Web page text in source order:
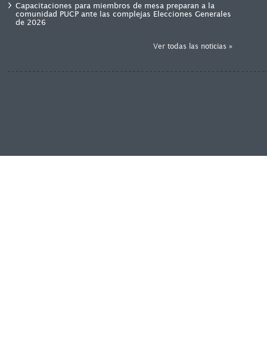
Capacitaciones para miembros de mesa preparan a la
comunidad PUCP ante las complejas Elecciones Generales
de 2026
Ver todas las noticias »